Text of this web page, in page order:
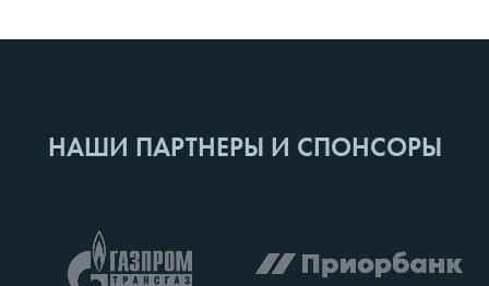
НАШИ ПАРТНЕРЫ И СПОНСОРЫ